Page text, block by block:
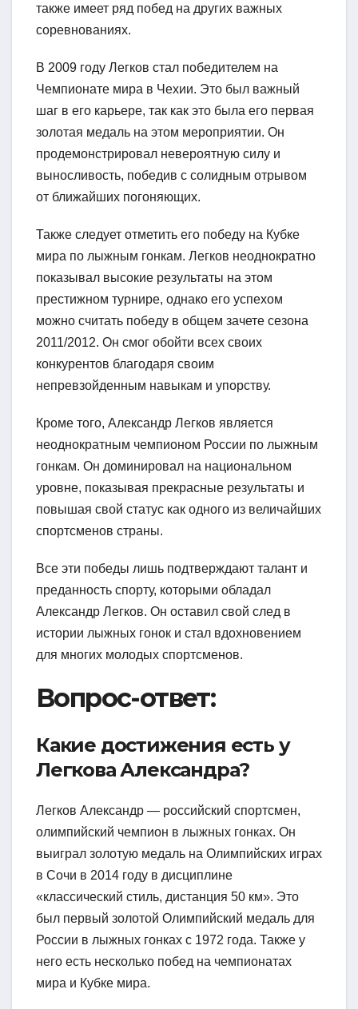
также имеет ряд побед на других важных
соревнованиях.
В 2009 году Легков стал победителем на
Чемпионате мира в Чехии. Это был важный
шаг в его карьере, так как это была его первая
золотая медаль на этом мероприятии. Он
продемонстрировал невероятную силу и
выносливость, победив с солидным отрывом
от ближайших погоняющих.
Также следует отметить его победу на Кубке
мира по лыжным гонкам. Легков неоднократно
показывал высокие результаты на этом
престижном турнире, однако его успехом
можно считать победу в общем зачете сезона
2011/2012. Он смог обойти всех своих
конкурентов благодаря своим
непревзойденным навыкам и упорству.
Кроме того, Александр Легков является
неоднократным чемпионом России по лыжным
гонкам. Он доминировал на национальном
уровне, показывая прекрасные результаты и
повышая свой статус как одного из величайших
спортсменов страны.
Все эти победы лишь подтверждают талант и
преданность спорту, которыми обладал
Александр Легков. Он оставил свой след в
истории лыжных гонок и стал вдохновением
для многих молодых спортсменов.
Вопрос-ответ:
Какие достижения есть у
Легкова Александра?
Легков Александр — российский спортсмен,
олимпийский чемпион в лыжных гонках. Он
выиграл золотую медаль на Олимпийских играх
в Сочи в 2014 году в дисциплине
«классический стиль, дистанция 50 км». Это
был первый золотой Олимпийский медаль для
России в лыжных гонках с 1972 года. Также у
него есть несколько побед на чемпионатах
мира и Кубке мира.